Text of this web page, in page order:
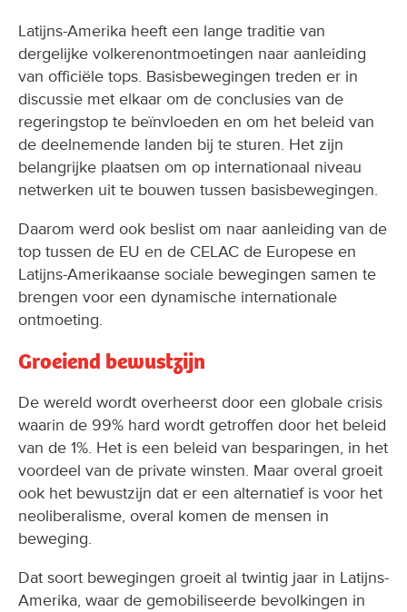
Latijns-Amerika heeft een lange traditie van
dergelijke volkerenontmoetingen naar aanleiding
van officiële tops. Basisbewegingen treden er in
discussie met elkaar om de conclusies van de
regeringstop te beïnvloeden en om het beleid van
de deelnemende landen bij te sturen. Het zijn
belangrijke plaatsen om op internationaal niveau
netwerken uit te bouwen tussen basisbewegingen.
Daarom werd ook beslist om naar aanleiding van de
top tussen de EU en de CELAC de Europese en
Latijns-Amerikaanse sociale bewegingen samen te
brengen voor een dynamische internationale
ontmoeting.
Groeiend bewustzijn
De wereld wordt overheerst door een globale crisis
waarin de 99% hard wordt getroffen door het beleid
van de 1%. Het is een beleid van besparingen, in het
voordeel van de private winsten. Maar overal groeit
ook het bewustzijn dat er een alternatief is voor het
neoliberalisme, overal komen de mensen in
beweging.
Dat soort bewegingen groeit al twintig jaar in Latijns-
Amerika, waar de gemobiliseerde bevolkingen in